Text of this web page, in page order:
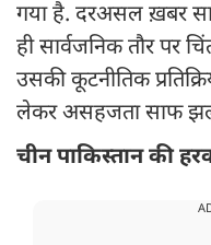
गया है. दरअसल ख़बर
ही सार्वजनिक तौर पर
उसकी कूटनीतिक
लेकर असहजता साफ
चीन पाकिस्तान की